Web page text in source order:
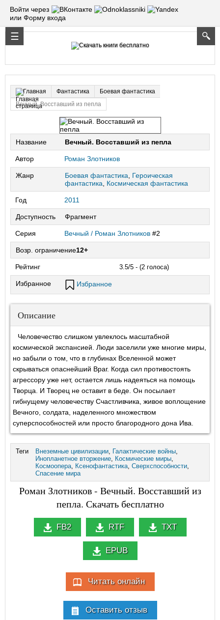
Войти через
или Форму входа
Главная Фантастика
Боевая фантастика
Вечный. Восставший из пепла
Название Вечный. Восставший из пепла
Автор Роман Злотников
Жанр Боевая фантастика, Героическая
фантастика, Космическая фантастика
Год 2011
Доступность Фрагмент
Серия Вечный / Роман Злотников #2
Возр. ограничение12+
Рейтинг 3.5/5 - (2 голоса)
Избранное Избранное
Описание
Человечество слишком увлеклось масштабной
космической экспансией. Люди заселили уже многие миры,
но забыли о том, что в глубинах Вселенной может
скрываться опаснейший Враг. Когда сил противостоять
агрессору уже нет, остается лишь надеяться на помощь
Творца. И Творец не оставит в беде. Он посылает
гибнущему человечеству Счастливчика, живое воплощение
Вечного, солдата, наделенного множеством
суперспособностей или просто благородного дона Ива.
Теги Внеземные цивилизации, Галактические войны,
Инопланетное вторжение, Космические миры,
Космоопера, Ксенофантастика, Сверхспособности,
Спасение мира
Роман Злотников - Вечный. Восставший из
пепла. Скачать бесплатно
FB2 RTF TXT
EPUB
Читать онлайн
Оставить отзыв